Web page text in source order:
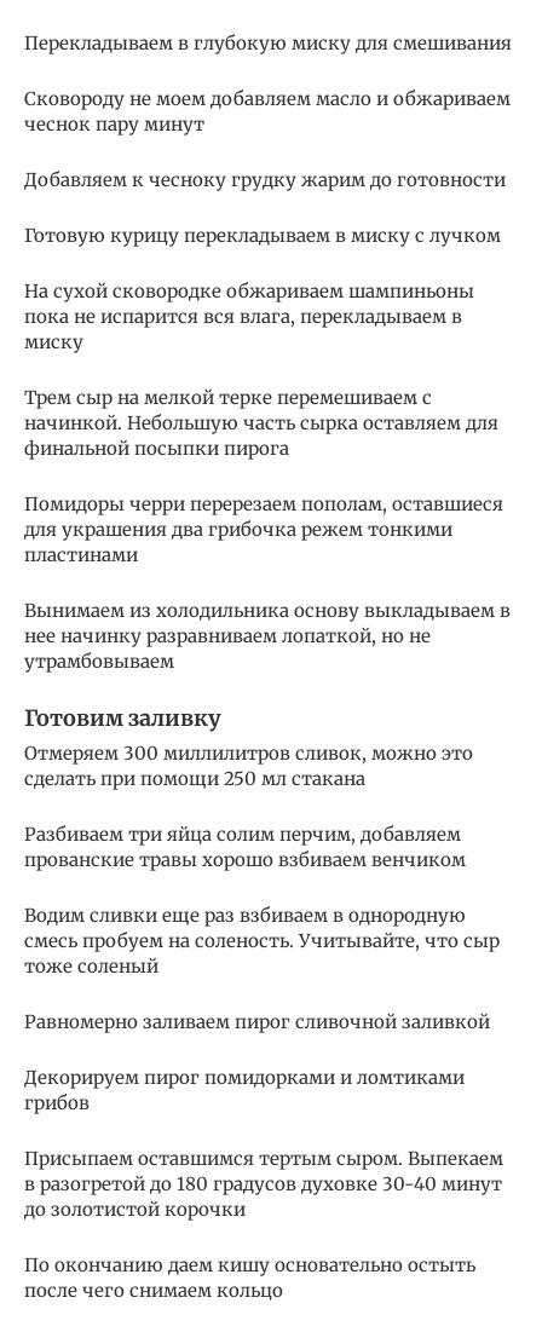
Перекладываем в глубокую миску для смешивания
Сковороду не моем добавляем масло и обжариваем
чеснок пару минут
Добавляем к чесноку грудку жарим до готовности
Готовую курицу перекладываем в миску с лучком
На сухой сковородке обжариваем шампиньоны
пока не испарится вся влага, перекладываем в
миску
Трем сыр на мелкой терке перемешиваем с
начинкой. Небольшую часть сырка оставляем для
финальной посыпки пирога
Помидоры черри перерезаем пополам, оставшиеся
для украшения два грибочка режем тонкими
пластинами
Вынимаем из холодильника основу выкладываем в
нее начинку разравниваем лопаткой, но не
утрамбовываем
Готовим заливку
Отмеряем 300 миллилитров сливок, можно это
сделать при помощи 250 мл стакана
Разбиваем три яйца солим перчим, добавляем
прованские травы хорошо взбиваем венчиком
Водим сливки еще раз взбиваем в однородную
смесь пробуем на соленость. Учитывайте, что сыр
тоже соленый
Равномерно заливаем пирог сливочной заливкой
Декорируем пирог помидорками и ломтиками
грибов
Присыпаем оставшимся тертым сыром. Выпекаем
в разогретой до 180 градусов духовке 30-40 минут
до золотистой корочки
По окончанию даем кишу основательно остыть
после чего снимаем кольцо